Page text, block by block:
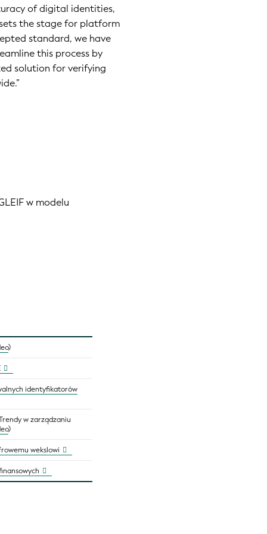
of digital identities,
the stage for platform
standard, we have
this process by
solution for verifying
w modelu
)
identyfikatorów
w zarządzaniu
)
wekslowi